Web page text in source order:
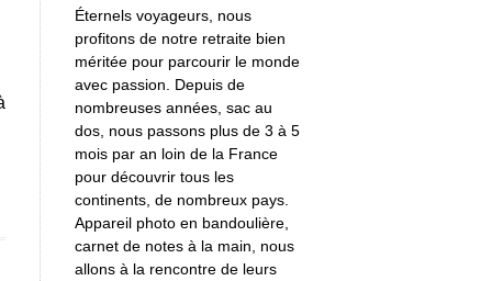
Éternels voyageurs, nous
profitons de notre retraite bien
méritée pour parcourir le monde
avec passion. Depuis de
nombreuses années, sac au
dos, nous passons plus de 3 à 5
mois par an loin de la France
pour découvrir tous les
continents, de nombreux pays.
Appareil photo en bandoulière,
carnet de notes à la main, nous
allons à la rencontre de leurs